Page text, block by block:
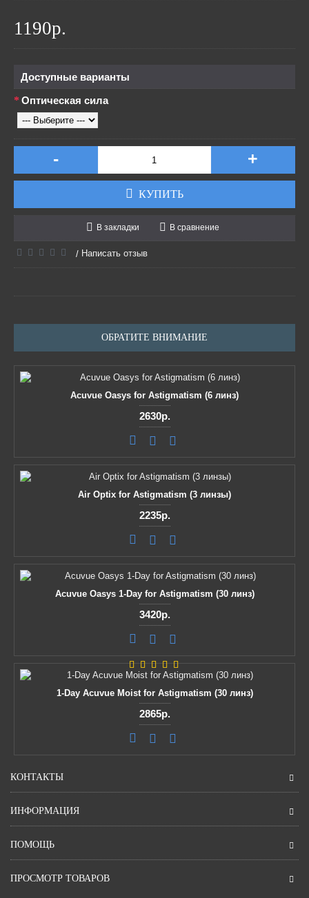
1190р.
Доступные варианты
Оптическая сила
- +
КУПИТЬ
В закладки В сравнение
/ Написать отзыв
ОБРАТИТЕ ВНИМАНИЕ
Acuvue Oasys for Astigmatism (6 линз)
2630р.
Air Optix for Astigmatism (3 линзы)
2235р.
Acuvue Oasys 1-Day for Astigmatism (30 линз)
3420р.
1-Day Acuvue Moist for Astigmatism (30 линз)
2865р.
КОНТАКТЫ
ИНФОРМАЦИЯ
ПОМОЩЬ
ПРОСМОТР ТОВАРОВ